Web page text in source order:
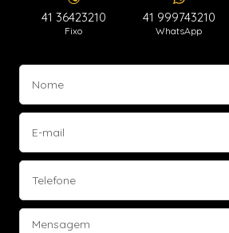
41 36423210
Fixo
41 999743210
WhatsApp